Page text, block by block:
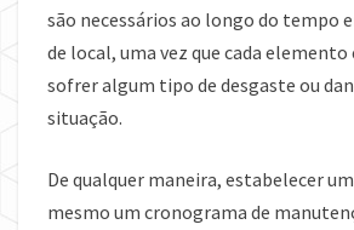
são necessários ao longo do tempo
de local, uma vez que cada
sofrer algum tipo de desgaste ou
situação.
De qualquer maneira, estabelecer
mesmo um cronograma de